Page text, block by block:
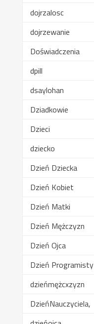
dojrzalosc
dojrzewanie
Doświadczenia
dpill
dsaylohan
Dziadkowie
Dzieci
dziecko
Dzień Dziecka
Dzień Kobiet
Dzień Matki
Dzień Mężczyzn
Dzień Ojca
Dzień Programisty
dzieńmężcxzyzn
DzieńNauczyciela,